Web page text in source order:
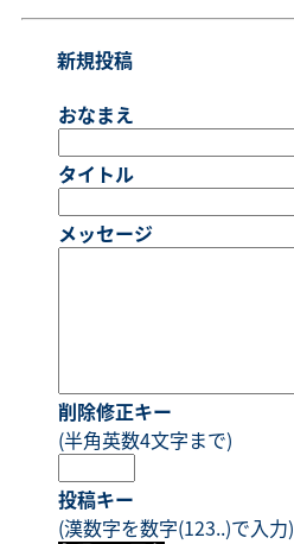
新規投稿
おなまえ
タイトル
メッセージ
削除修正キー
(半角英数4文字まで)
投稿キー
(漢数字を数字(123..)で入力)